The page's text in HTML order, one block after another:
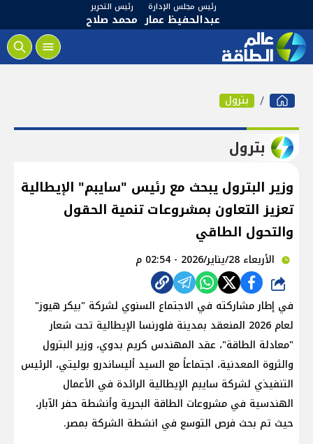
رئيس مجلس الإدارة
عبدالحفيظ عمار
رئيس التحرير
محمد صلاح
بترول
بترول
وزير البترول يبحث مع رئيس "سايبم" الإيطالية
تعزيز التعاون بمشروعات تنمية الحقول
والتحول الطاقي
الأربعاء 28/يناير/2026 - 02:54 م
شارك
​في إطار مشاركته في الاجتماع السنوي لشركة "بيكر هيوز"
لعام 2026 المنعقد بمدينة فلورنسا الإيطالية تحت شعار
"معادلة الطاقة"، عقد المهندس كريم بدوي، وزير البترول
والثروة المعدنية، اجتماعاً مع السيد أليساندرو بوليتي، الرئيس
التنفيذي لشركة سايبم الإيطالية الرائدة في الأعمال
الهندسية في مشروعات الطاقة البحرية وأنشطة حفر الآبار،
حيث تم بحث فرص التوسع في انشطة الشركة بمصر.